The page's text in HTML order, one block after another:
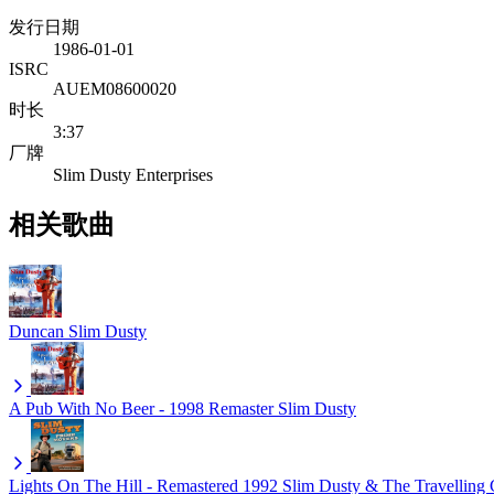
发行日期
1986-01-01
ISRC
AUEM08600020
时长
3:37
厂牌
Slim Dusty Enterprises
相关歌曲
Duncan Slim Dusty
A Pub With No Beer - 1998 Remaster Slim Dusty
Lights On The Hill - Remastered 1992 Slim Dusty & The Travelling